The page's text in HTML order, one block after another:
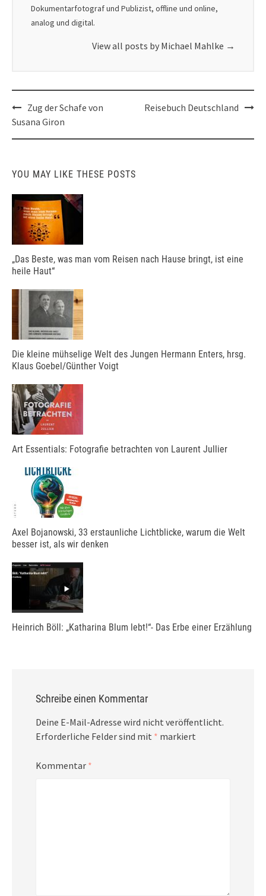
Dokumentarfotograf und Publizist, offline und online,
analog und digital.
View all posts by Michael Mahlke →
Post
navigation
Zug der Schafe von
Susana Giron
Reisebuch Deutschland
YOU MAY LIKE THESE POSTS
„Das Beste, was man vom Reisen nach Hause bringt, ist eine
heile Haut“
Die kleine mühselige Welt des Jungen Hermann Enters, hrsg.
Klaus Goebel/Günther Voigt
Art Essentials: Fotografie betrachten von Laurent Jullier
Axel Bojanowski, 33 erstaunliche Lichtblicke, warum die Welt
besser ist, als wir denken
Heinrich Böll: „Katharina Blum lebt!“- Das Erbe einer Erzählung
Schreibe einen Kommentar
Deine E-Mail-Adresse wird nicht veröffentlicht.
Erforderliche Felder sind mit * markiert
Kommentar *